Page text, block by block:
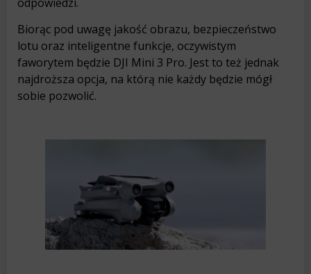
Biorąc pod uwagę jakość obrazu, bezpieczeństwo
lotu oraz inteligentne funkcje, oczywistym
faworytem będzie DJI Mini 3 Pro. Jest to też jednak
najdroższa opcja, na którą nie każdy będzie mógł
sobie pozwolić.